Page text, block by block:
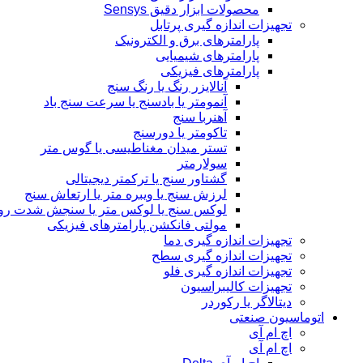
محصولات ابزار دقیق Sensys
تجهیزات اندازه گیری پرتابل
پارامترهای برق و الکترونیک
پارامترهای شیمیایی
پارامترهای فیزیکی
آنالایزر رنگ یا رنگ سنج
آنمومتر یا بادسنج یا سرعت سنج باد
آهنربا سنج
تاکومتر یا دورسنج
تستر میدان مغناطیسی یا گوس متر
سولارمتر
گشتاور سنج یا ترکمتر دیجیتالی
لرزش سنج یا ویبره متر یا ارتعاش سنج
لوکس سنج یا لوکس متر یا سنجش شدت
مولتی فانکشن پارامترهای فیزیکی
تجهیزات اندازه گیری دما
تجهیزات اندازه گیری سطح
تجهیزات اندازه گیری فلو
تجهیزات کالیبراسیون
دیتالاگر یا رکوردر
اتوماسیون صنعتی
اچ ام آی
اچ ام آی